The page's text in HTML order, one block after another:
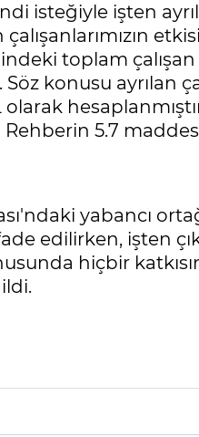
isteğiyle işten
toplam çalışan
konusu ayrılan
5.7
yabancı
edilirken, işten
hiçbir